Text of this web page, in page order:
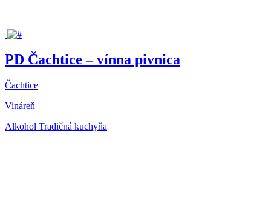
PD Čachtice – vínna pivnica
Čachtice
Vináreň
Alkohol Tradičná kuchyňa